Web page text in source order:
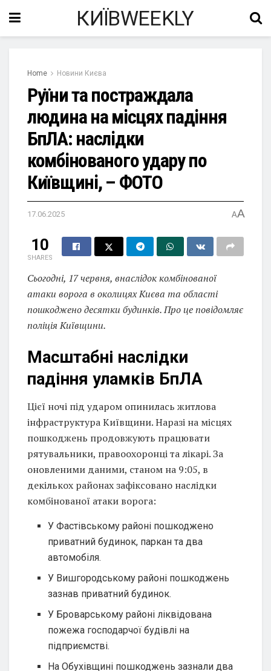
КИЇВWEEKLY
Home Новини Києва
Руїни та постраждала
людина на місцях падіння
БпЛА: наслідки
комбінованого удару по
Київщині, – ФОТО
17.06.2025 AA
10
SHARES
Сьогодні, 17 червня, внаслідок комбінованої
атаки ворога в околицях Києва та області
пошкоджено десятки будинків. Про це повідомляє
поліція Київщини.
Масштабні наслідки
падіння уламків БпЛА
Цієї ночі під ударом опинилась житлова
інфраструктура Київщини. Наразі на місцях
пошкоджень продовжують працювати
рятувальники, правоохоронці та лікарі. За
оновленими даними, станом на 9:05, в
декількох районах зафіксовано наслідки
комбінованої атаки ворога:
У Фастівському районі пошкоджено
приватний будинок, паркан та два
автомобіля.
У Вишгородському районі пошкоджень
зазнав приватний будинок.
У Броварському районі ліквідована
пожежа господарчої будівлі на
підприємстві.
На Обухівщині пошкоджень зазнали два